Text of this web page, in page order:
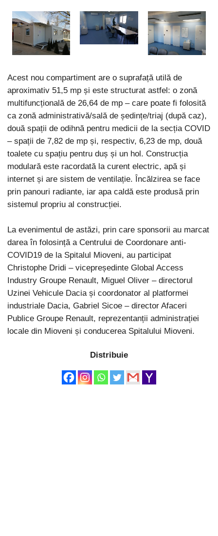
Acest nou compartiment are o suprafață utilă de
aproximativ 51,5 mp și este structurat astfel: o zonă
multifuncțională de 26,64 de mp – care poate fi folosită
ca zonă administrativă/sală de ședințe/triaj (după caz),
două spații de odihnă pentru medicii de la secția COVID
– spații de 7,82 de mp și, respectiv, 6,23 de mp, două
toalete cu spațiu pentru duș și un hol. Construcția
modulară este racordată la curent electric, apă și
internet și are sistem de ventilație. Încălzirea se face
prin panouri radiante, iar apa caldă este produsă prin
sistemul propriu al construcției.
La evenimentul de astăzi, prin care sponsorii au marcat
darea în folosință a Centrului de Coordonare anti-
COVID19 de la Spitalul Mioveni, au participat
Christophe Dridi – vicepreședinte Global Access
Industry Groupe Renault, Miguel Oliver – directorul
Uzinei Vehicule Dacia și coordonator al platformei
industriale Dacia, Gabriel Sicoe – director Afaceri
Publice Groupe Renault, reprezentanții administrației
locale din Mioveni și conducerea Spitalului Mioveni.
Distribuie